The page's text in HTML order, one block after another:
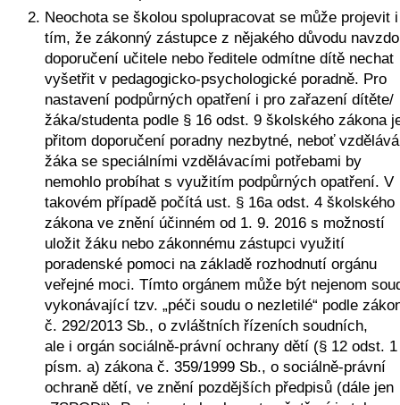
Neochota se školou spolupracovat se může projevit i
tím, že zákonný zástupce z nějakého důvodu
doporučení učitele nebo ředitele odmítne dítě nechat
vyšetřit v pedagogicko-psychologické poradně. Pro
nastavení podpůrných opatření i pro zařazení dítěte/
žáka/studenta podle § 16 odst. 9 školského zákona
přitom doporučení poradny nezbytné, neboť
žáka se speciálními vzdělávacími potřebami by
nemohlo probíhat s využitím podpůrných opatření. V
takovém případě počítá ust. § 16a odst. 4 školského
zákona ve znění účinném od 1. 9. 2016 s možností
uložit žáku nebo zákonnému zástupci využití
poradenské pomoci na základě rozhodnutí orgánu
veřejné moci. Tímto orgánem může být nejenom
vykonávající tzv. „péči soudu o nezletilé“ podle
č. 292/2013 Sb., o zvláštních řízeních soudních,
ale i orgán sociálně-právní ochrany dětí (§ 12 odst. 1
písm. a) zákona č. 359/1999 Sb., o sociálně-právní
ochraně dětí, ve znění pozdějších předpisů (dále jen